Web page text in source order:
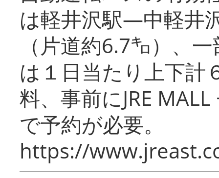
は軽井沢駅―中軽井
（片道約6.7㌔）、
は１日当たり上下計
料、事前にJRE
で予約が必要。
https://